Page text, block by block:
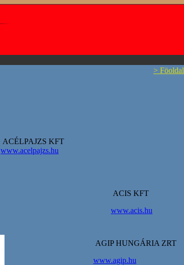
> Föoldal
ACÉLPAJZS KFT
www.acelpajzs.hu
ACIS KFT
www.acis.hu
AGIP HUNGÁRIA ZRT
www.agip.hu